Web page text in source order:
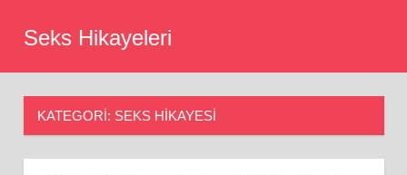
Seks Hikayeleri
KATEGORI: SEKS HIKAYESI